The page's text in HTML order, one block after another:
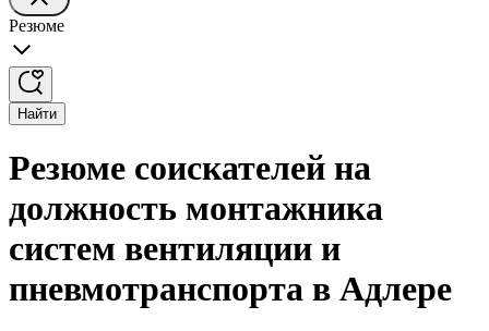
Резюме
Найти
Резюме соискателей на
должность монтажника
систем вентиляции и
пневмотранспорта в Адлере